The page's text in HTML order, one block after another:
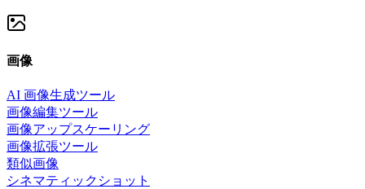
画像
AI 画像生成ツール
画像編集ツール
画像アップスケーリング
画像拡張ツール
類似画像
シネマティックショット